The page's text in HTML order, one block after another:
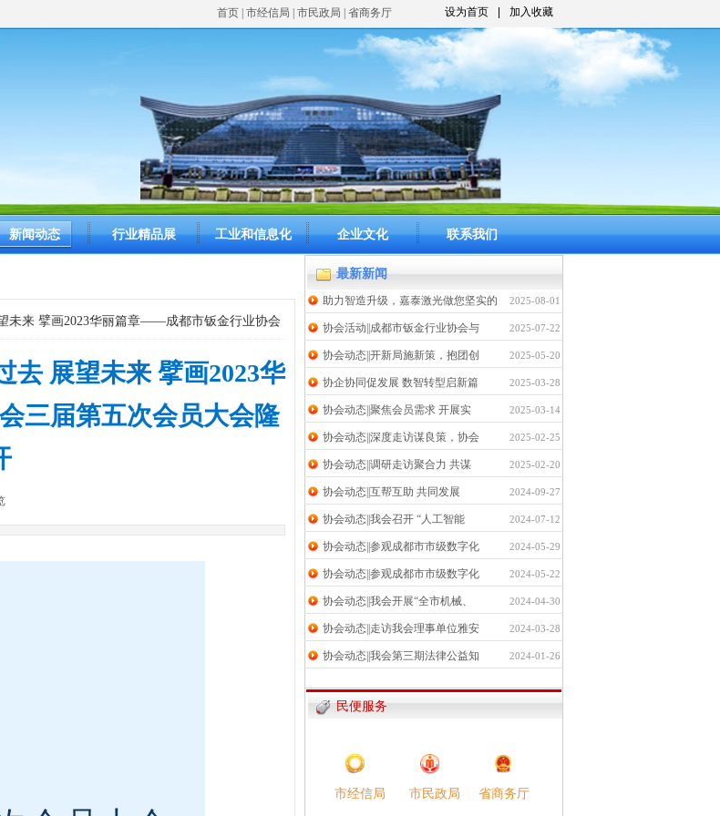
设为首页 加入收藏
首页 | 市经信局 | 市民政局 | 省商务厅
新闻动态 行业精品展 工业和信息化 企业文化 联系我们
最新新闻
助力智造升级，嘉泰激光做您坚实的 2025-08-01
协会活动||成都市钣金行业协会与 2025-07-22
协会动态||开新局施新策，抱团创 2025-05-20
协企协同促发展 数智转型启新篇 2025-03-28
协会动态||聚焦会员需求 开展实 2025-03-14
协会动态||深度走访谋良策，协会 2025-02-25
协会动态||调研走访聚合力 共谋 2025-02-20
协会动态||互帮互助 共同发展 2024-09-27
协会动态||我会召开 “人工智能 2024-07-12
协会动态||参观成都市市级数字化 2024-05-29
协会动态||参观成都市市级数字化 2024-05-22
协会动态||我会开展“全市机械、 2024-04-30
协会动态||走访我会理事单位雅安 2024-03-28
协会动态||我会第三期法律公益知 2024-01-26
未来 擘画2023华丽篇章——成都市钣金行业协会
去 展望未来 擘画2023华
三届第五次会员大会隆
民便服务
省商务厅
市经信局​ 市民政局​